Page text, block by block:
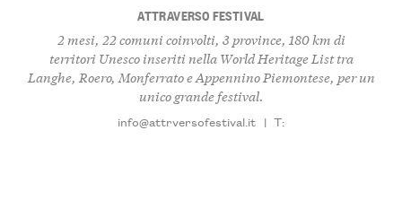
ATTRAVERSO FESTIVAL
2 mesi, 22 comuni coinvolti, 3 province, 180 km di
territori Unesco inseriti nella World Heritage List tra
Langhe, Roero, Monferrato e Appennino Piemontese, per un
unico grande festival.
info@attrversofestival.it | T: